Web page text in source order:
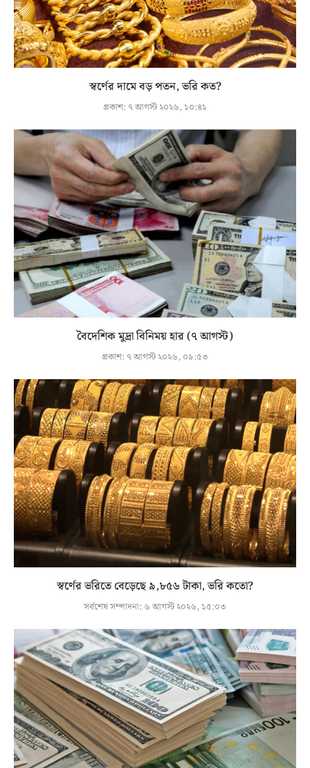
স্বর্ণের দামে বড় পতন, ভরি কত?
প্রকাশ: ৭ আগস্ট ২০২৬, ১০:৪১
বৈদেশিক মুদ্রা বিনিময় হার (৭ আগস্ট)
প্রকাশ: ৭ আগস্ট ২০২৬, ০৯:৫৩
স্বর্ণের ভরিতে বেড়েছে ৯,৮৫৬ টাকা, ভরি কতো?
সর্বশেষ সম্পাদনা: ৬ আগস্ট ২০২৬, ১৫:০৩